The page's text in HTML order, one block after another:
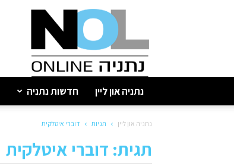
נתניה
נתניה און ליין חדשות נתניה
נתניה און ליין תגיות דוברי איטלקית
תגית: דוברי איטלקית